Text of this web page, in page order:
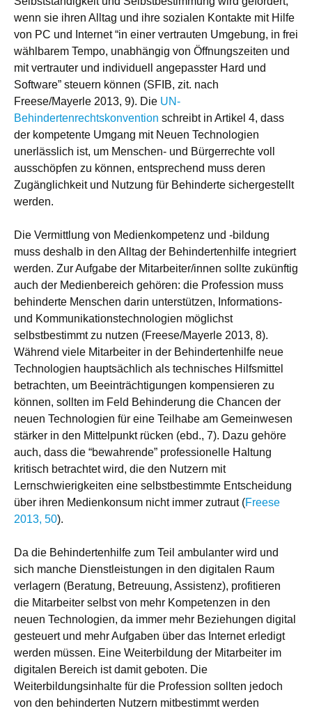
wenn sie ihren Alltag und ihre sozialen Kontakte mit Hilfe
von PC und Internet “in einer vertrauten Umgebung, in frei
wählbarem Tempo, unabhängig von Öffnungszeiten und
mit vertrauter und individuell angepasster Hard und
Software” steuern können (SFIB, zit. nach
Freese/Mayerle 2013, 9). Die UN-
Behindertenrechtskonvention schreibt in Artikel 4, dass
der kompetente Umgang mit Neuen Technologien
unerlässlich ist, um Menschen- und Bürgerrechte voll
ausschöpfen zu können, entsprechend muss deren
Zugänglichkeit und Nutzung für Behinderte sichergestellt
werden.
Die Vermittlung von Medienkompetenz und -bildung
muss deshalb in den Alltag der Behindertenhilfe integriert
werden. Zur Aufgabe der Mitarbeiter/innen sollte zukünftig
auch der Medienbereich gehören: die Profession muss
behinderte Menschen darin unterstützen, Informations-
und Kommunikationstechnologien möglichst
selbstbestimmt zu nutzen (Freese/Mayerle 2013, 8).
Während viele Mitarbeiter in der Behindertenhilfe neue
Technologien hauptsächlich als technisches Hilfsmittel
betrachten, um Beeinträchtigungen kompensieren zu
können, sollten im Feld Behinderung die Chancen der
neuen Technologien für eine Teilhabe am Gemeinwesen
stärker in den Mittelpunkt rücken (ebd., 7). Dazu gehöre
auch, dass die “bewahrende” professionelle Haltung
kritisch betrachtet wird, die den Nutzern mit
Lernschwierigkeiten eine selbstbestimmte Entscheidung
über ihren Medienkonsum nicht immer zutraut (Freese
2013, 50).
Da die Behindertenhilfe zum Teil ambulanter wird und
sich manche Dienstleistungen in den digitalen Raum
verlagern (Beratung, Betreuung, Assistenz), profitieren
die Mitarbeiter selbst von mehr Kompetenzen in den
neuen Technologien, da immer mehr Beziehungen digital
gesteuert und mehr Aufgaben über das Internet erledigt
werden müssen. Eine Weiterbildung der Mitarbeiter im
digitalen Bereich ist damit geboten. Die
Weiterbildungsinhalte für die Profession sollten jedoch
von den behinderten Nutzern mitbestimmt werden